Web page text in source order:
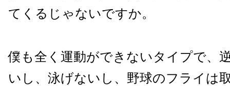
てくるじゃないですか。
僕も全く運動ができないタイプで、
いし、泳げないし、野球のフライは